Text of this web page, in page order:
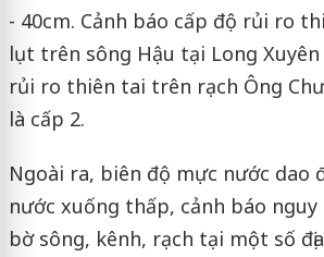
- 40cm. Cảnh báo cấp độ rủi ro
lụt trên sông Hậu tại Long Xuyên
rủi ro thiên tai trên rạch Ông
là cấp 2.
Ngoài ra, biên độ mực nước dao
nước xuống thấp, cảnh báo
bờ sông, kênh, rạch tại một số